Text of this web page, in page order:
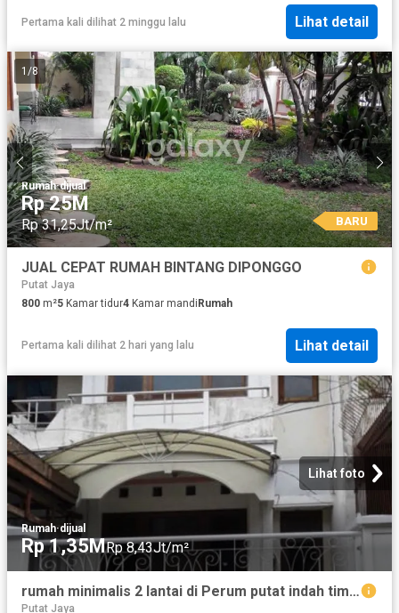
Pertama kali dilihat 2 minggu lalu Lihat detail
1 /8
Rumah·dijual
Rp 25M
Rp 31,25Jt/m² BARU
JUAL CEPAT RUMAH BINTANG DIPONGGO
Putat Jaya
800 m²5 Kamar tidur4 Kamar mandi Rumah
Pertama kali dilihat 2 hari yang lalu Lihat detail
Lihat foto
Rumah·dijual
Rp 1,35MRp 8,43Jt/m²
rumah minimalis 2 lantai di Perum putat indah timur surabaya
Putat Jaya